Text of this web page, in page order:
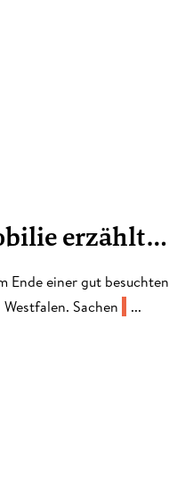
erzählt…
Ende einer gut besuchten
Sachen
...